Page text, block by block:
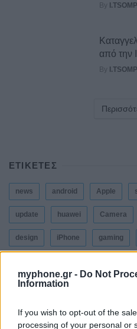
myphone.gr - Do Not
Information
If you wish to opt-out of the
processing of your personal or
By
από την
By
ΕΤΙΚΕΤΕΣ
news android Apple
update huawei Camera
design iPhone gaming
ΣΎΝΔΕΣΜΟΙ